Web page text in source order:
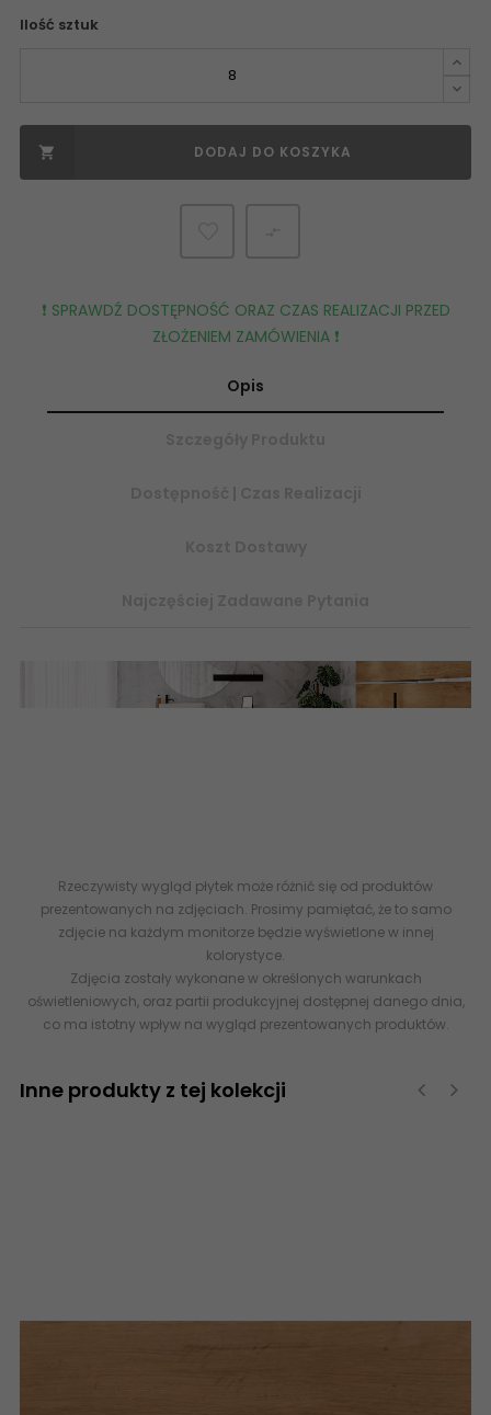
Ilość sztuk
 DODAJ DO KOSZYKA
❗️ SPRAWDŹ DOSTĘPNOŚĆ ORAZ CZAS REALIZACJI PRZED
ZŁOŻENIEM ZAMÓWIENIA ❗️
Opis
Rzeczywisty wygląd płytek może różnić się od produktów
prezentowanych na zdjęciach. Prosimy pamiętać, że to samo
zdjęcie na każdym monitorze będzie wyświetlone w innej
kolorystyce.
Zdjęcia zostały wykonane w określonych warunkach
oświetleniowych, oraz partii produkcyjnej dostępnej danego dnia,
co ma istotny wpływ na wygląd prezentowanych produktów.
Inne produkty z tej kolekcji